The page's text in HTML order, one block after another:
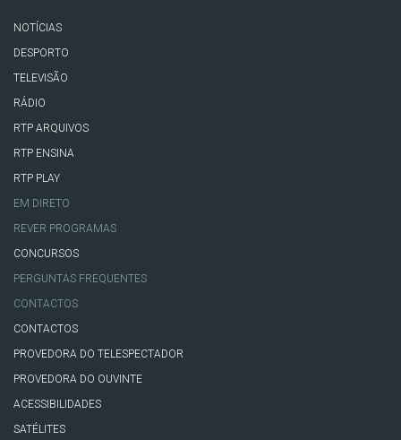
NOTÍCIAS
DESPORTO
TELEVISÃO
RÁDIO
RTP ARQUIVOS
RTP ENSINA
RTP PLAY
EM DIRETO
REVER PROGRAMAS
CONCURSOS
PERGUNTAS FREQUENTES
CONTACTOS
CONTACTOS
PROVEDORA DO TELESPECTADOR
PROVEDORA DO OUVINTE
ACESSIBILIDADES
SATÉLITES